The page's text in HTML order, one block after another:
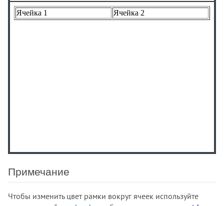
Примечание
Чтобы изменить цвет рамки вокруг ячеек используйте
<kbd>
<keygen>
<menu>
<meta>